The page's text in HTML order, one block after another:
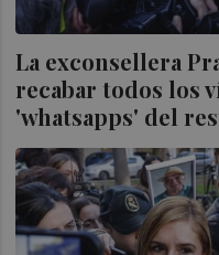
La exconsellera
recabar todos los
'whatsapps' del